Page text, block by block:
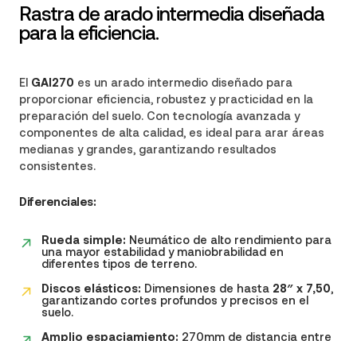
Rastra de arado intermedia diseñada
para la eficiencia.
El GAI270 es un arado intermedio diseñado para
proporcionar eficiencia, robustez y practicidad en la
preparación del suelo. Con tecnología avanzada y
componentes de alta calidad, es ideal para arar áreas
medianas y grandes, garantizando resultados
consistentes.
Diferenciales:
Rueda simple: Neumático de alto rendimiento para
una mayor estabilidad y maniobrabilidad en
diferentes tipos de terreno.
Discos elásticos: Dimensiones de hasta 28″ x 7,50,
garantizando cortes profundos y precisos en el
suelo.
Amplio espaciamiento: 270mm de distancia entre